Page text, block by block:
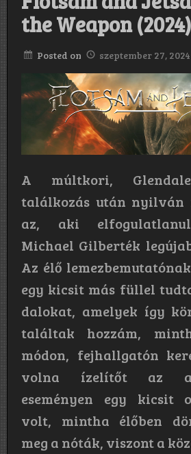
the Weapon (2024)
Posted on szeptember 27, 2024
A múltkori,
találkozás után nyilván
az, aki
Michael Gilberték
Az élő
egy kicsit más füllel
dalokat, amelyek így
találtak hozzám,
módon, fejhallgatón
volna ízelítőt az
eseményen egy kicsit
volt, mintha élőben
meg a nóták, viszont a